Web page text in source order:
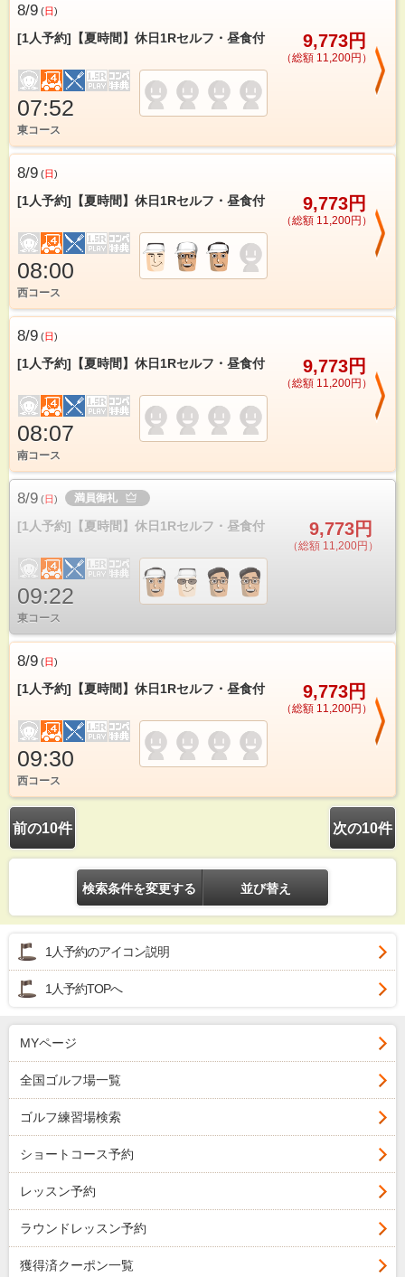
8/9 (日)
[1人予約]【夏時間】休日1Rセルフ・昼食付 9,773円
（総額 11,200円）
07:52
東コース
8/9 (日)
[1人予約]【夏時間】休日1Rセルフ・昼食付 9,773円
（総額 11,200円）
08:00
西コース
8/9 (日)
[1人予約]【夏時間】休日1Rセルフ・昼食付 9,773円
（総額 11,200円）
08:07
南コース
8/9 (日) 満員御礼
[1人予約]【夏時間】休日1Rセルフ・昼食付 9,773円
（総額 11,200円）
09:22
東コース
8/9 (日)
[1人予約]【夏時間】休日1Rセルフ・昼食付 9,773円
（総額 11,200円）
09:30
西コース
前の10件 次の10件
検索条件を変更する 並び替え
1人予約のアイコン説明
1人予約TOPへ
MYページ
全国ゴルフ場一覧
ゴルフ練習場検索
ショートコース予約
レッスン予約
ラウンドレッスン予約
獲得済クーポン一覧